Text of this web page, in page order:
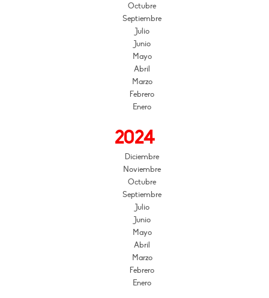
Octubre
Septiembre
Julio
Junio
Mayo
Abril
Marzo
Febrero
Enero
2024
Diciembre
Noviembre
Octubre
Septiembre
Julio
Junio
Mayo
Abril
Marzo
Febrero
Enero